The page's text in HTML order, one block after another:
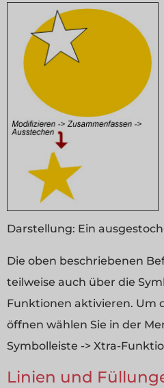
Darstellung: Ein
Die oben beschriebenen
teilweise auch über die
Funktionen aktivieren. Um
öffnen wählen Sie in der
Symbolleiste -> Xtra-
Linien und